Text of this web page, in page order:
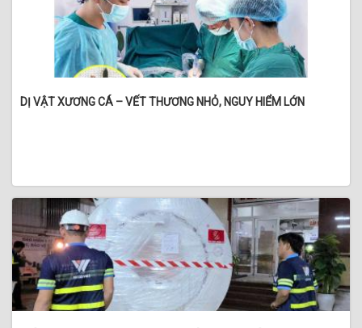
DỊ VẬT XƯƠNG CÁ – VẾT THƯƠNG NHỎ, NGUY HIỂM LỚN